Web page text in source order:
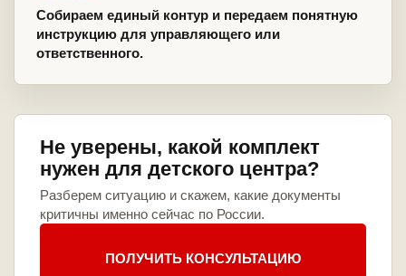
Собираем единый контур и передаем понятную
инструкцию для управляющего или
ответственного.
Не уверены, какой комплект
нужен для детского центра?
Разберем ситуацию и скажем, какие документы
критичны именно сейчас по России.
ПОЛУЧИТЬ КОНСУЛЬТАЦИЮ